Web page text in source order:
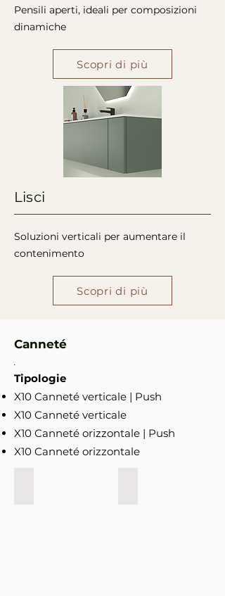
Pensili aperti, ideali per composizioni
dinamiche
Scopri di più
Lisci
Soluzioni verticali per aumentare il
contenimento
Scopri di più
Canneté
.
Tipologie
X10 Canneté verticale | Push
X10 Canneté verticale
X10 Canneté orizzontale | Push
X10 Canneté orizzontale